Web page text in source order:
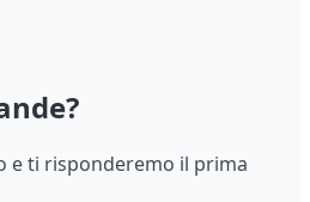
e ti risponderemo il prima